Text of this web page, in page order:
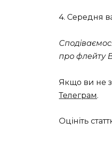
4. Середня
про флейту
Якщо ви не
Телеграм.
Оцініть